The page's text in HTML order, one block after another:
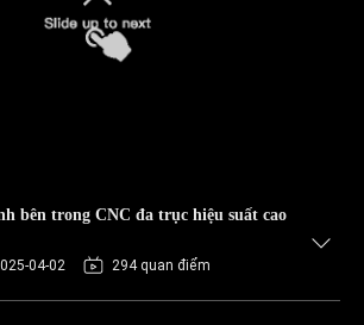
bên trong CNC đa trục hiệu suất cao
04-02 294 quan điểm